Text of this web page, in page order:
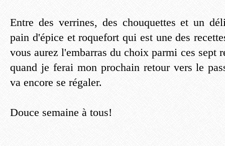
Entre des verrines, des chouquettes et un
pain d'épice et roquefort qui est une des
vous aurez l'embarras du choix parmi ces sept
quand je ferai mon prochain retour vers le
va encore se régaler.
Douce semaine à tous!